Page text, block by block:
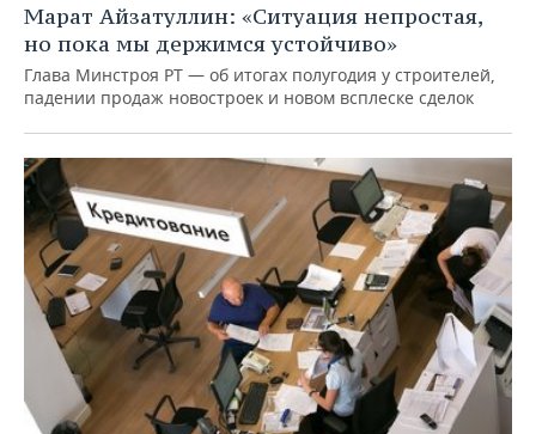
Марат Айзатуллин: «Ситуация непростая,
но пока мы держимся устойчиво»
Глава Минстроя РТ — об итогах полугодия у строителей,
падении продаж новостроек и новом всплеске сделок